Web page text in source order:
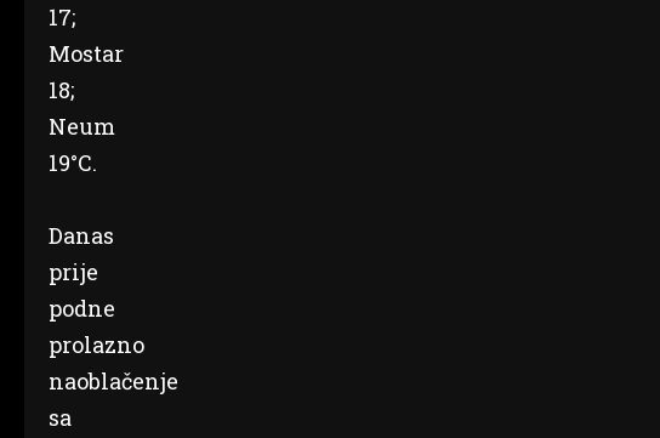
17;
Mostar
18;
Neum
19°C.
Danas
prije
podne
prolazno
naoblačenje
sa